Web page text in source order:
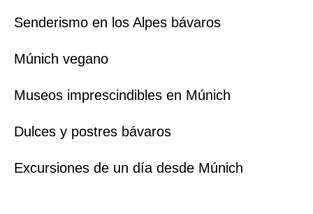
Senderismo en los Alpes bávaros
Múnich vegano
Museos imprescindibles en Múnich
Dulces y postres bávaros
Excursiones de un día desde Múnich